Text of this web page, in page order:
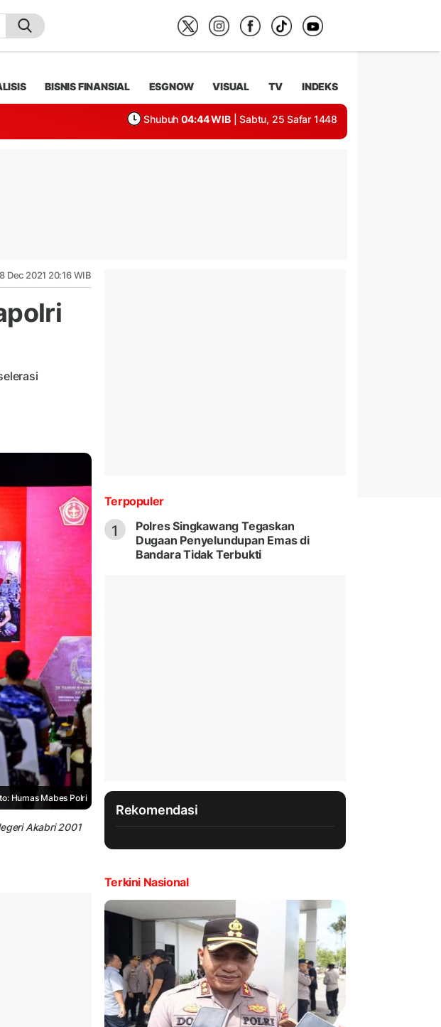
BISNIS FINANSIAL ESGNOW VISUAL TV INDEKS
Shubuh 04:44 WIB | Sabtu, 25 Safar 1448
Dec 2021 20:16 WIB
Humas Mabes Polri
Akabri 2001
Terpopuler
1
Polres Singkawang Tegaskan
Dugaan Penyelundupan Emas di
Bandara Tidak Terbukti
Rekomendasi
Terkini Nasional